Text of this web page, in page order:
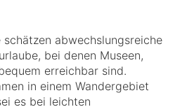
abwechslungsreiche
bei denen Museen,
erreichbar sind.
in einem Wandergebiet
es bei leichten